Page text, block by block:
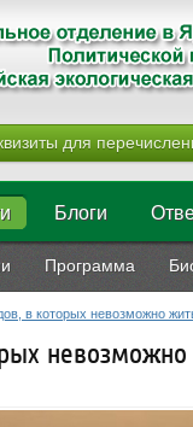
для
Блоги
Программа
в которых невозможно